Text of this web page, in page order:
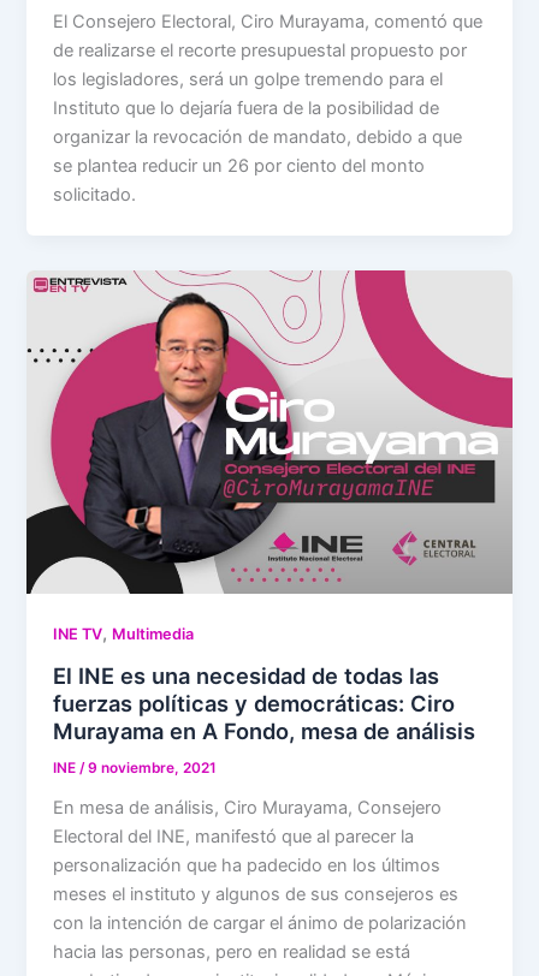
El Consejero Electoral, Ciro Murayama, comentó que
de realizarse el recorte presupuestal propuesto por
los legisladores, será un golpe tremendo para el
Instituto que lo dejaría fuera de la posibilidad de
organizar la revocación de mandato, debido a que
se plantea reducir un 26 por ciento del monto
solicitado.
INE TV, Multimedia
El INE es una necesidad de todas las
fuerzas políticas y democráticas: Ciro
Murayama en A Fondo, mesa de análisis
INE/9 noviembre, 2021
En mesa de análisis, Ciro Murayama, Consejero
Electoral del INE, manifestó que al parecer la
personalización que ha padecido en los últimos
meses el instituto y algunos de sus consejeros es
con la intención de cargar el ánimo de polarización
hacia las personas, pero en realidad se está